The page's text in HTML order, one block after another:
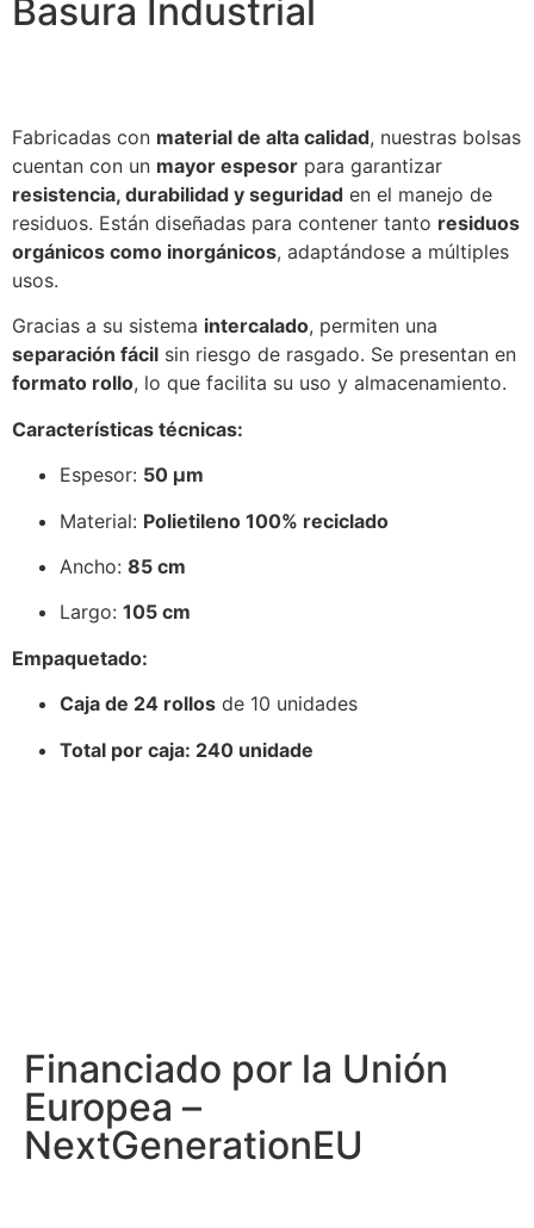
Basura Industrial
Fabricadas con material de alta calidad, nuestras bolsas
cuentan con un mayor espesor para garantizar
resistencia, durabilidad y seguridad en el manejo de
residuos. Están diseñadas para contener tanto residuos
orgánicos como inorgánicos, adaptándose a múltiples
usos.
Gracias a su sistema intercalado, permiten una
separación fácil sin riesgo de rasgado. Se presentan en
formato rollo, lo que facilita su uso y almacenamiento.
Características técnicas:
Espesor: 50 µm
Material: Polietileno 100% reciclado
Ancho: 85 cm
Largo: 105 cm
Empaquetado:
Caja de 24 rollos de 10 unidades
Total por caja: 240 unidade
Financiado por la Unión
Europea –
NextGenerationEU